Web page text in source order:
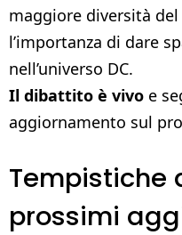
maggiore diversità
l’importanza di dare
nell’universo DC.
Il dibattito è vivo e
aggiornamento sul
Tempistiche
prossimi